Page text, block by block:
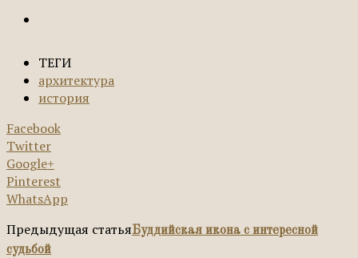
ТЕГИ
архитектура
история
Facebook
Twitter
Google+
Pinterest
WhatsApp
Предыдущая статьяБуддийская икона с интересной
судьбой